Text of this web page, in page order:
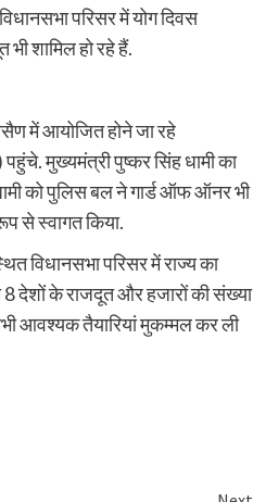
परिसर में योग दिवस
शामिल हो रहे हैं.
में आयोजित होने जा रहे
मुख्यमंत्री पुष्कर सिंह धामी का
को पुलिस बल ने गार्ड ऑफ ऑनर भी
से स्वागत किया.
विधानसभा परिसर में राज्य का
8 देशों के राजदूत और हजारों की संख्या
आवश्यक तैयारियां मुकम्मल कर ली